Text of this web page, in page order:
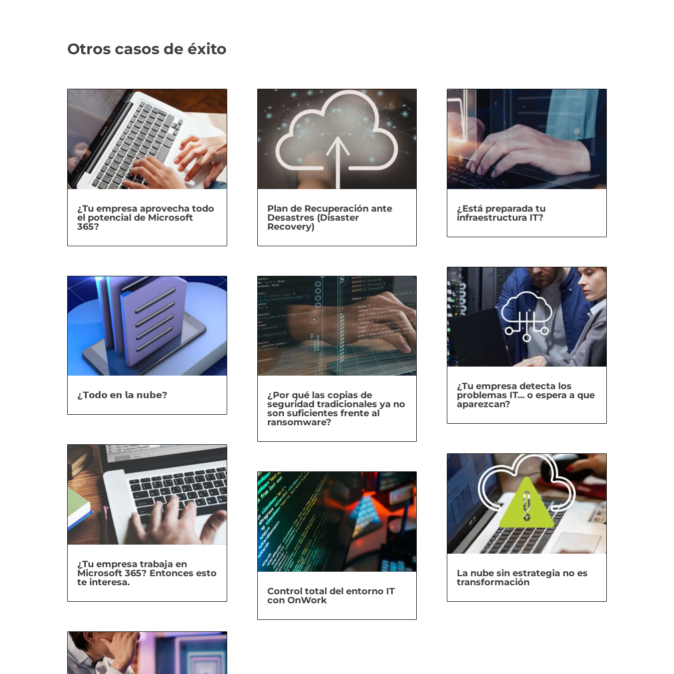
Otros casos de éxito
¿Tu empresa aprovecha todo
el potencial de Microsoft
365?
¿𝗧𝗼𝗱𝗼 𝗲𝗻 𝗹𝗮 𝗻𝘂𝗯𝗲?
¿Tu empresa trabaja en
Microsoft 365? Entonces esto
te interesa.
Plan de Recuperación ante
Desastres (Disaster
Recovery)
¿Por qué las copias de
seguridad tradicionales ya no
son suficientes frente al
ransomware?
Control total del entorno IT
con OnWork
¿Está preparada tu
infraestructura IT?
¿Tu empresa detecta los
problemas IT… o espera a que
aparezcan?
La nube sin estrategia no es
transformación